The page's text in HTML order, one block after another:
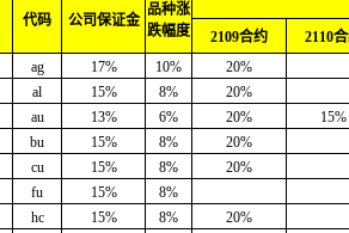
代码 公司保证金
品种涨
跌幅度
2109合约 2110
ag 17% 10%
20%
al 15% 8%
20%
au 13% 6% 20%
15%
bu 15% 8%
20%
cu 15% 8%
20%
fu 15%
8%
hc 15% 8%
20%